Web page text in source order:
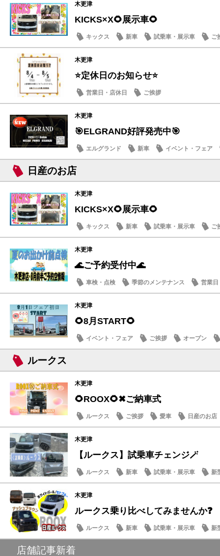
木更津
KICKS×X🌻展示車🌻
キックス 新車 試乗車・展示車 ご
木更津
⭐定休日のお知らせ⭐
営業日・店休日 ご挨拶
木更津
🎯ELGRAND好評発売中🎯
エルグランド 新車 イベント・フェア
日産のお店
木更津
KICKS×X🌻展示車🌻
キックス 新車 試乗車・展示車 ご
木更津
🌊ご予約受付中🌊
車検・点検 季節のメンテナンス 営業日
木更津
🌻8月START🌻
イベント・フェア ご挨拶 オープン
ルークス
木更津
🌻ROOX🌻✖ご納車式
ルークス ご挨拶 愛車 日産のお店
木更津
【ルークス】試乗車チェンジ🪄
ルークス 新車 試乗車・展示車 新
木更津
ルークス乗り比べしてみませんか❓
ルークス 新車 試乗車・展示車 新
店舗記事新着